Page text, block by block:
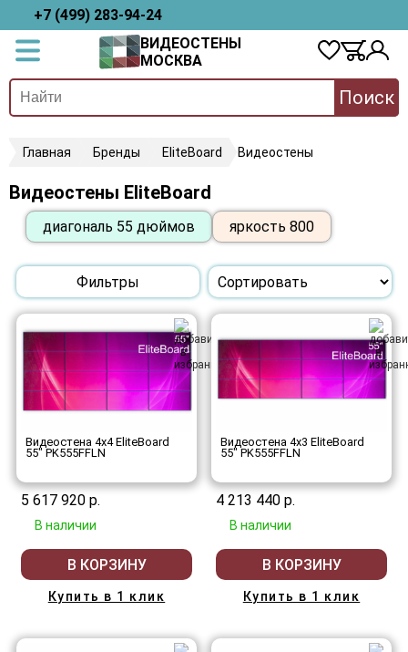
+7 (499) 283-94-24
ВИДЕОСТЕНЫ
МОСКВА
Поиск
Главная Бренды EliteBoard Видеостены
Видеостены EliteBoard
диагональ 55 дюймов яркость 800
Фильтры
Видеостена 4x4 EliteBoard
55" PK555FFLN
5 617 920 р.
В наличии
В КОРЗИНУ
Купить в 1 клик
Видеостена 4x3 EliteBoard
55" PK555FFLN
4 213 440 р.
В наличии
В КОРЗИНУ
Купить в 1 клик